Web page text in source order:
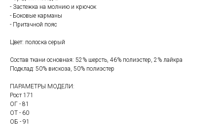
- Застежка на молнию и крючок
- Боковые карманы
- Притачной пояс
Цвет: полоска серый
Состав ткани основная: 52% шерсть, 46% полиэстер, 2% лайкра
Подклад: 50% вискоза, 50% полиэстер
ПАРАМЕТРЫ МОДЕЛИ:
Рост 171
ОГ - 81
ОТ - 60
ОБ - 91